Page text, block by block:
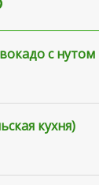
с нутом
кухня)